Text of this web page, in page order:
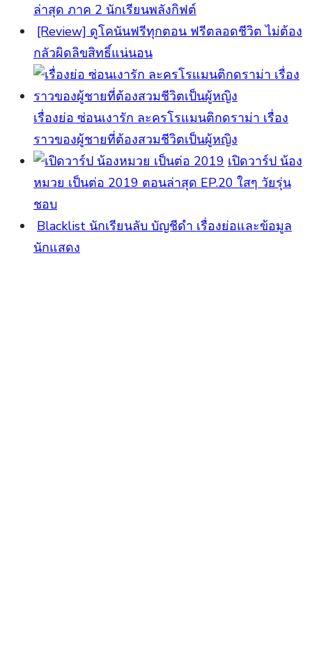
ล่าสุด ภาค 2 นักเรียนพลังกิฟต์
[Review] ดูโคนันฟรีทุกตอน ฟรีตลอดชีวิต ไม่ต้อง
กลัวผิดลิขสิทธิ์แน่นอน
เรื่องย่อ ซ่อนเงารัก ละครโรแมนติกดราม่า เรื่อง
ราวของผู้ชายที่ต้องสวมชีวิตเป็นผู้หญิง
เปิดวาร์ป น้อง
หมวย เป็นต่อ 2019 ตอนล่าสุด EP.20 ใสๆ วัยรุ่น
ชอบ
Blacklist นักเรียนลับ บัญชีดำ เรื่องย่อและข้อมูล
นักแสดง